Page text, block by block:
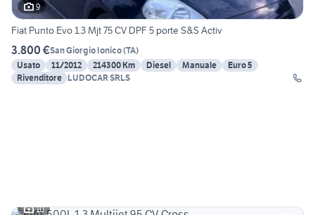
9
Fiat Punto Evo 1.3 Mjt 75 CV DPF 5 porte S&S Activ
3.800 €San Giorgio Ionico(TA)
Usato
11/2012 214300 Km Diesel Manuale
Euro 5
Rivenditore LUDOCAR SRLS
10